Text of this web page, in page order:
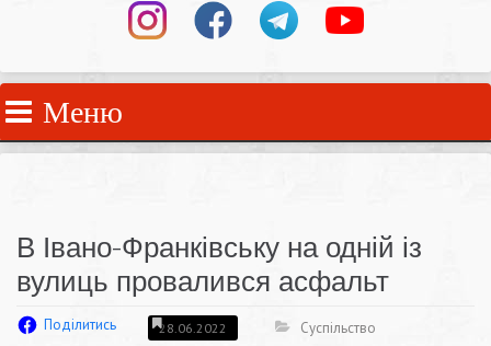
Меню
В Івано-Франківську на одній із
вулиць провалився асфальт
Поділитись 28.06.2022 Суспільство